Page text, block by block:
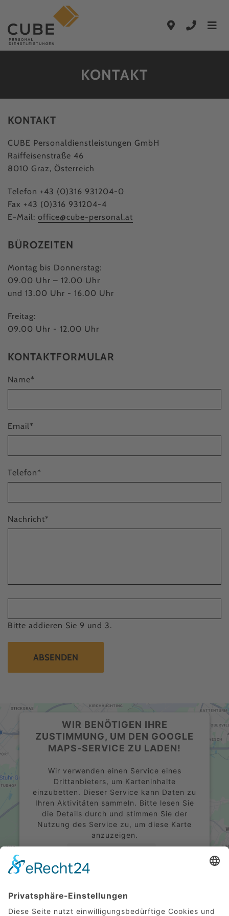
Zum Hauptinhalt springen
Zur Hauptnavigation springen
KONTAKT
KONTAKT
CUBE Personaldienstleistungen GmbH
Raiffeisenstraße 46
8010 Graz, Österreich
Telefon +43 (0)316 931204-0
Fax +43 (0)316 931204-4
E-Mail: office@cube-personal.at
BÜROZEITEN
Montag bis Donnerstag:
09.00 Uhr – 12.00 Uhr
und 13.00 Uhr - 16.00 Uhr
Freitag:
09.00 Uhr - 12.00 Uhr
KONTAKTFORMULAR
Name*
Email*
Telefon*
Nachricht*
Bitte addieren Sie 9 und 3.
ABSENDEN
WIR BENÖTIGEN IHRE
ZUSTIMMUNG, UM DEN GOOGLE
MAPS-SERVICE ZU LADEN!
Wir verwenden einen Service eines
Drittanbieters, um Karteninhalte
einzubetten. Dieser Service kann Daten zu
Ihren Aktivitäten sammeln. Bitte lesen Sie
die Details durch und stimmen Sie der
Nutzung des Service zu, um diese Karte
anzuzeigen.
powered byUsercentrics Consent
Management Platform&eRecht24